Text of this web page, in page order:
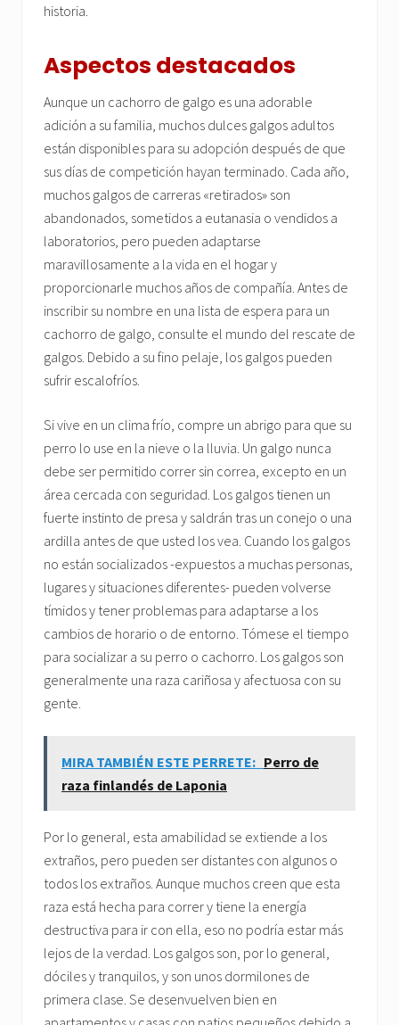
historia.
Aspectos destacados
Aunque un cachorro de galgo es una adorable
adición a su familia, muchos dulces galgos adultos
están disponibles para su adopción después de que
sus días de competición hayan terminado. Cada año,
muchos galgos de carreras «retirados» son
abandonados, sometidos a eutanasia o vendidos a
laboratorios, pero pueden adaptarse
maravillosamente a la vida en el hogar y
proporcionarle muchos años de compañía. Antes de
inscribir su nombre en una lista de espera para un
cachorro de galgo, consulte el mundo del rescate de
galgos. Debido a su fino pelaje, los galgos pueden
sufrir escalofríos.
Si vive en un clima frío, compre un abrigo para que su
perro lo use en la nieve o la lluvia. Un galgo nunca
debe ser permitido correr sin correa, excepto en un
área cercada con seguridad. Los galgos tienen un
fuerte instinto de presa y saldrán tras un conejo o una
ardilla antes de que usted los vea. Cuando los galgos
no están socializados -expuestos a muchas personas,
lugares y situaciones diferentes- pueden volverse
tímidos y tener problemas para adaptarse a los
cambios de horario o de entorno. Tómese el tiempo
para socializar a su perro o cachorro. Los galgos son
generalmente una raza cariñosa y afectuosa con su
gente.
MIRA TAMBIÉN ESTE PERRETE: Perro de
raza finlandés de Laponia
Por lo general, esta amabilidad se extiende a los
extraños, pero pueden ser distantes con algunos o
todos los extraños. Aunque muchos creen que esta
raza está hecha para correr y tiene la energía
destructiva para ir con ella, eso no podría estar más
lejos de la verdad. Los galgos son, por lo general,
dóciles y tranquilos, y son unos dormilones de
primera clase. Se desenvuelven bien en